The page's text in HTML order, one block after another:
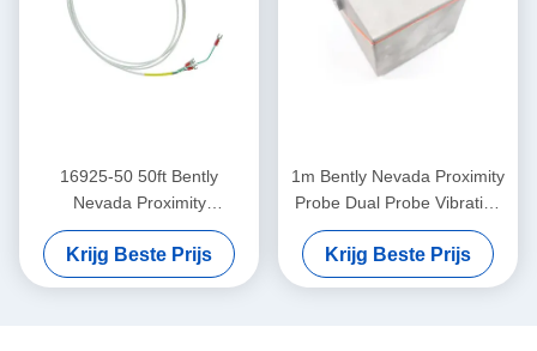
16925-50 50ft Bently
Nevada Proximity
Interconnect Cable zonder
pantser
Krijg Beste Prijs
1m Bently Nevada Proximity
Probe Dual Probe Vibration
Sensor 26530-12-10-00-
000-309-00-03-01
Krijg Beste Prijs